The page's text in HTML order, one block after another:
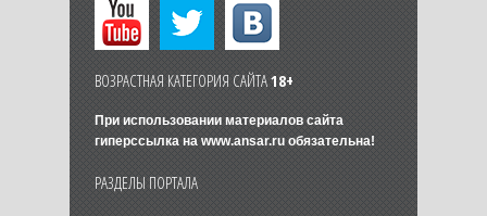
ВОЗРАСТНАЯ КАТЕГОРИЯ САЙТА18+
При использовании материалов сайта
гиперссылка на www.ansar.ruобязательна!
РАЗДЕЛЫ ПОРТАЛА